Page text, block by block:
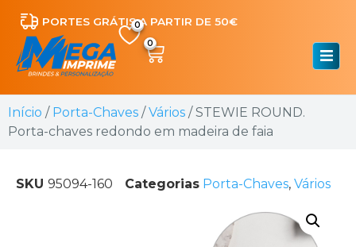
PORTES GRÁTIS A PARTIR DE 50€
0
Início / Porta-Chaves /Vários / STEWIE ROUND.
Porta-chaves redondo em madeira de faia
SKU 95094-160 Categorias Porta-Chaves, Vários